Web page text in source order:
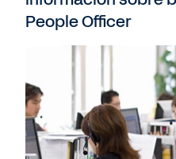
People Officer